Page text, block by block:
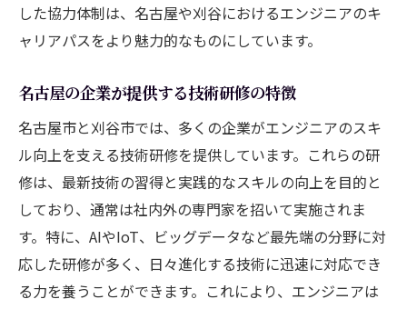
した協力体制は、名古屋や刈谷におけるエンジニアのキ
ャリアパスをより魅力的なものにしています。
名古屋の企業が提供する技術研修の特徴
名古屋市と刈谷市では、多くの企業がエンジニアのスキ
ル向上を支える技術研修を提供しています。これらの研
修は、最新技術の習得と実践的なスキルの向上を目的と
しており、通常は社内外の専門家を招いて実施されま
す。特に、AIやIoT、ビッグデータなど最先端の分野に対
応した研修が多く、日々進化する技術に迅速に対応でき
る力を養うことができます。これにより、エンジニアは